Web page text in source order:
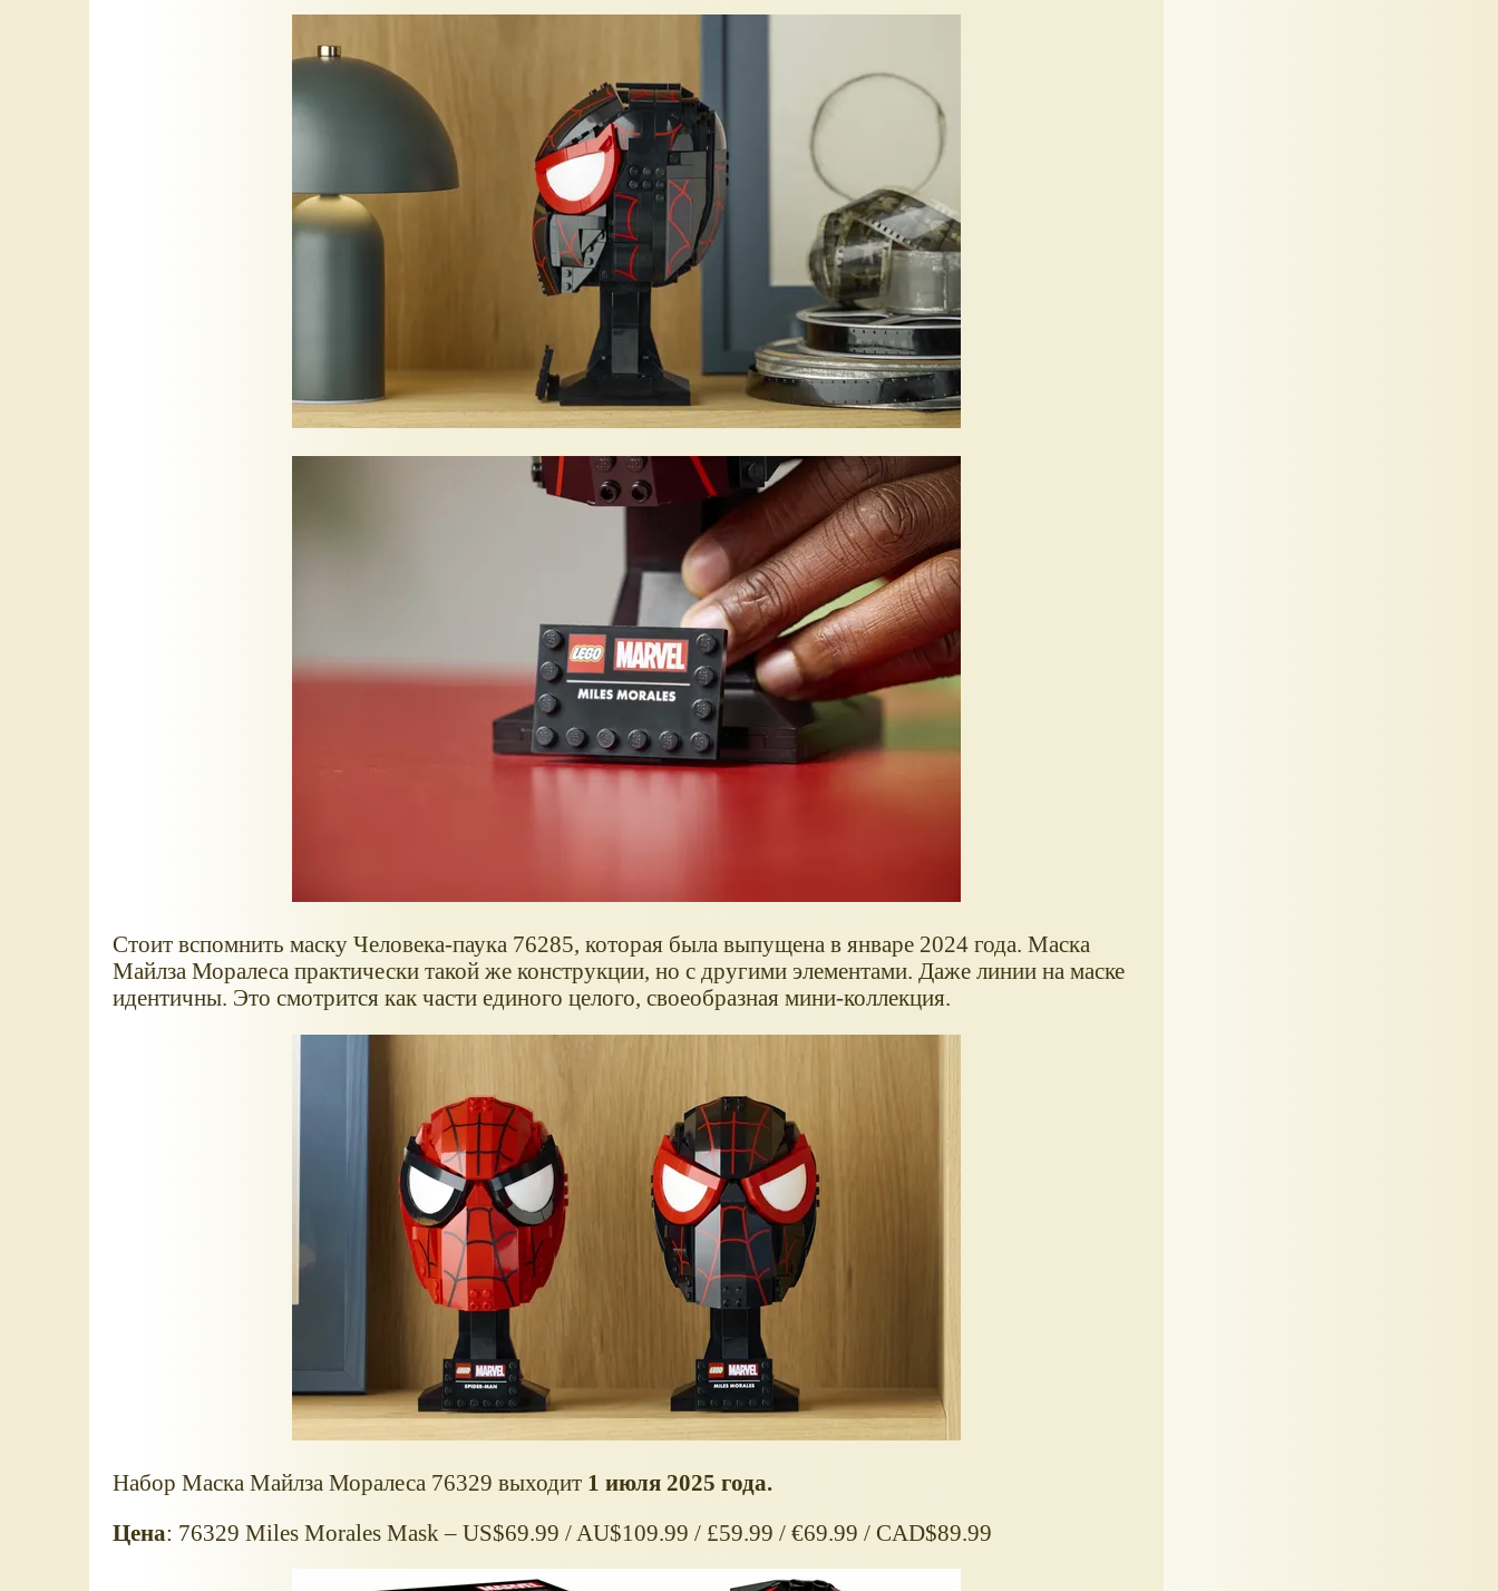
Стоит вспомнить маску Человека-паука 76285, которая была выпущена в январе 2024 года. Маска
Майлза Моралеса практически такой же конструкции, но с другими элементами. Даже линии на маске
идентичны. Это смотрится как части единого целого, своеобразная мини-коллекция.
Набор Маска Майлза Моралеса 76329 выходит 1 июля 2025 года.
Цена: 76329 Miles Morales Mask – US$69.99 / AU$109.99 / £59.99 / €69.99 / CAD$89.99